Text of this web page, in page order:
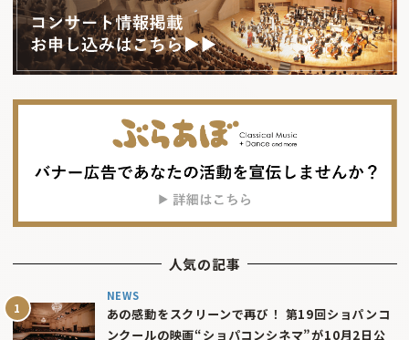
人気の記事
NEWS
あの感動をスクリーンで再び！ 第19回ショパンコ
ンクールの映画“ショパコンシネマ”が10月2日公